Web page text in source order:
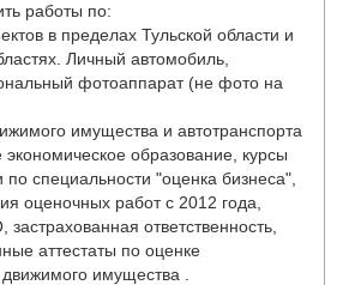
работы по:
в пределах Тульской области и
Личный автомобиль,
фотоаппарат (не фото на
имущества и автотранспорта
образование, курсы
по специальности "оценка бизнеса",
оценочных работ с 2012 года,
ответственность,
аттестаты по оценке
имущества .